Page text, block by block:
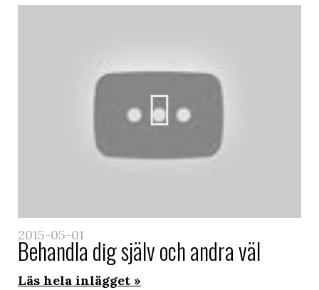
2015-05-01
Behandla dig själv och andra väl
Läs hela inlägget